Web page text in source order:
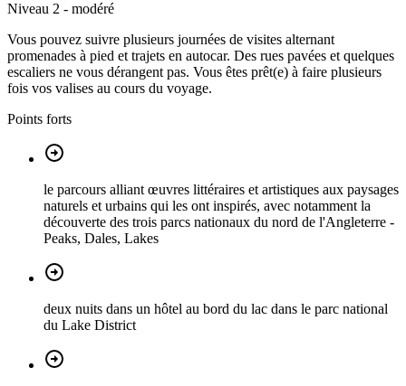
Niveau 2 - modéré
Vous pouvez suivre plusieurs journées de visites alternant
promenades à pied et trajets en autocar. Des rues pavées et quelques
escaliers ne vous dérangent pas. Vous êtes prêt(e) à faire plusieurs
fois vos valises au cours du voyage.
Points forts
le parcours alliant œuvres littéraires et artistiques aux paysages
naturels et urbains qui les ont inspirés, avec notamment la
découverte des trois parcs nationaux du nord de l'Angleterre -
Peaks, Dales, Lakes
deux nuits dans un hôtel au bord du lac dans le parc national
du Lake District